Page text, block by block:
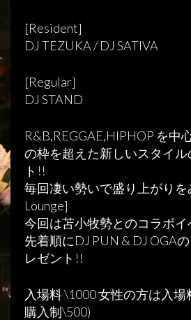
[Resident]
DJ TEZUKA / DJ SATIVA
[Regular]
DJ STAND
R&B,REGGAE,HIPHOP を中
の枠を超えた新しいスタイ
ト!!
毎回凄い勢いで盛り上がりを
Lounge]
今回は苫小牧勢とのコラボイ
先着順にDJ PUN & DJ OGA
レゼント!!
入場料 \1000 女性の方は入場
購入制\500)